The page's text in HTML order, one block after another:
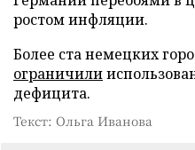
ростом инфляции.
Более ста немецких
ограничили
дефицита.
Текст: Ольга Иванова